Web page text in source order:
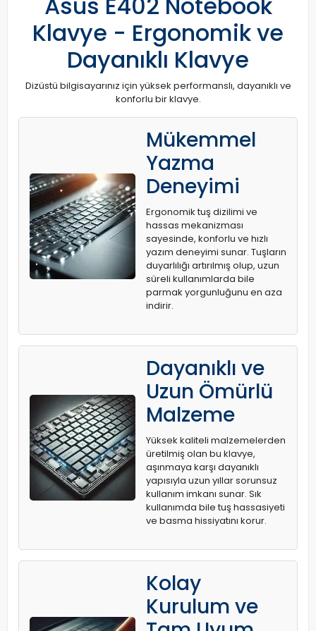
Klavye - Ergonomik ve
Dayanıklı Klavye
Dizüstü bilgisayarınız için yüksek performanslı, dayanıklı ve
konforlu bir klavye.
Mükemmel
Yazma
Deneyimi
Ergonomik tuş dizilimi ve
hassas mekanizması
sayesinde, konforlu ve hızlı
yazım deneyimi sunar. Tuşların
duyarlılığı artırılmış olup, uzun
süreli kullanımlarda bile
parmak yorgunluğunu en aza
indirir.
Dayanıklı ve
Uzun Ömürlü
Malzeme
Yüksek kaliteli malzemelerden
üretilmiş olan bu klavye,
aşınmaya karşı dayanıklı
yapısıyla uzun yıllar sorunsuz
kullanım imkanı sunar. Sık
kullanımda bile tuş hassasiyeti
ve basma hissiyatını korur.
Kolay
Kurulum ve